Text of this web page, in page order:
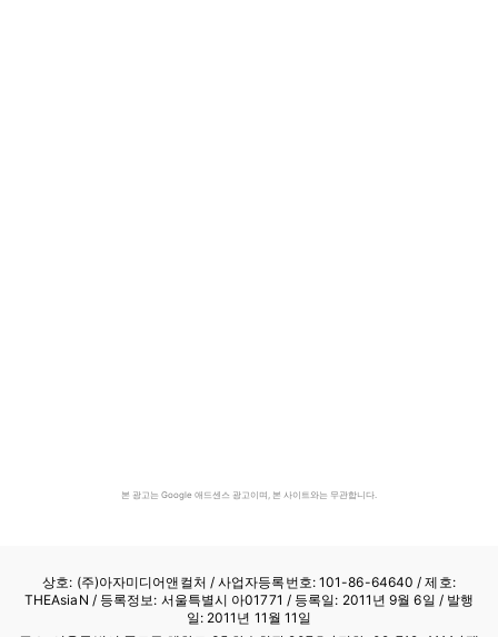
본 광고는 Google 애드센스 광고이며, 본 사이트와는 무관합니다.
상호: (주)아자미디어앤컬처 /사업자등록번호: 101-86-64640 / 제호:
THEAsiaN / 등록정보: 서울특별시 아01771 / 등록일: 2011년 9월 6일 / 발행
일: 2011년 11월 11일